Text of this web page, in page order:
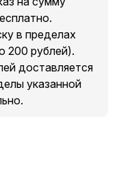
в пределах
200 рублей).
доставляется
указанной